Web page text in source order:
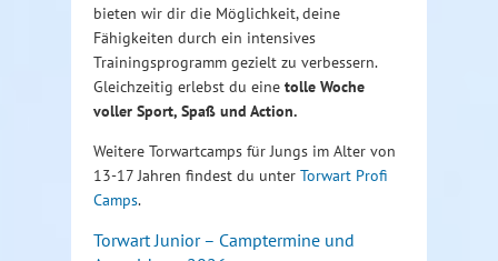
bieten wir dir die Möglichkeit, deine
Fähigkeiten durch ein intensives
Trainingsprogramm gezielt zu verbessern.
Gleichzeitig erlebst du eine tolle Woche
voller Sport, Spaß und Action.
Weitere Torwartcamps für Jungs im Alter von
13-17 Jahren findest du unter Torwart Profi
Camps.
Torwart Junior – Camptermine und